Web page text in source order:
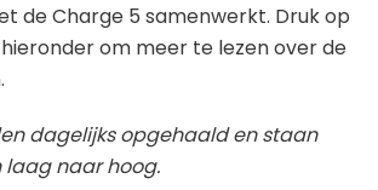
de Charge 5 samenwerkt. Druk op
om meer te lezen over de
dagelijks opgehaald en staan
naar hoog.